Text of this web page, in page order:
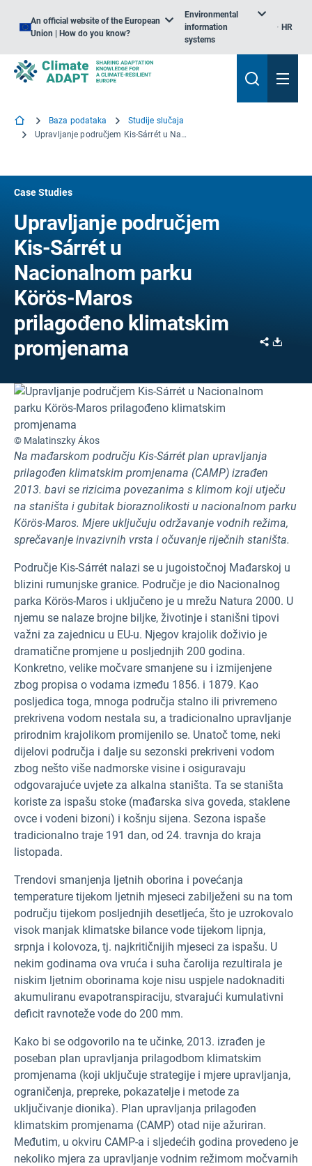
An official website of the European
Union | How do you know?
Environmental
information
systems
HR
Baza podataka
Studije slučaja
Upravljanje područjem Kis-Sárrét u Nacionalnom parku Körös-Maros prilagođeno klimatskim promjenama
Case Studies
Upravljanje područjem
Kis-Sárrét u
Nacionalnom parku
Körös-Maros
prilagođeno klimatskim
promjenama
Share
© Malatinszky Ákos
Na mađarskom području Kis-Sárrét plan upravljanja
prilagođen klimatskim promjenama (CAMP) izrađen
2013. bavi se rizicima povezanima s klimom koji utječu
na staništa i gubitak bioraznolikosti u nacionalnom parku
Körös-Maros. Mjere uključuju održavanje vodnih režima,
sprečavanje invazivnih vrsta i očuvanje riječnih staništa.
Područje Kis-Sárrét nalazi se u jugoistočnoj Mađarskoj u
blizini rumunjske granice. Područje je dio Nacionalnog
parka Körös-Maros i uključeno je u mrežu Natura 2000. U
njemu se nalaze brojne biljke, životinje i stanišni tipovi
važni za zajednicu u EU-u. Njegov krajolik doživio je
dramatične promjene u posljednjih 200 godina.
Konkretno, velike močvare smanjene su i izmijenjene
zbog propisa o vodama između 1856. i 1879. Kao
posljedica toga, mnoga područja stalno ili privremeno
prekrivena vodom nestala su, a tradicionalno upravljanje
prirodnim krajolikom promijenilo se. Unatoč tome, neki
dijelovi područja i dalje su sezonski prekriveni vodom
zbog nešto više nadmorske visine i osiguravaju
odgovarajuće uvjete za alkalna staništa. Ta se staništa
koriste za ispašu stoke (mađarska siva goveda, staklene
ovce i vodeni bizoni) i košnju sijena. Sezona ispaše
tradicionalno traje 191 dan, od 24. travnja do kraja
listopada.
Trendovi smanjenja ljetnih oborina i povećanja
temperature tijekom ljetnih mjeseci zabilježeni su na tom
području tijekom posljednjih desetljeća, što je uzrokovalo
visok manjak klimatske bilance vode tijekom lipnja,
srpnja i kolovoza, tj. najkritičnijih mjeseci za ispašu. U
nekim godinama ova vruća i suha čarolija rezultirala je
niskim ljetnim oborinama koje nisu uspjele nadoknaditi
akumuliranu evapotranspiraciju, stvarajući kumulativni
deficit ravnoteže vode do 200 mm.
Kako bi se odgovorilo na te učinke, 2013. izrađen je
poseban plan upravljanja prilagodbom klimatskim
promjenama (koji uključuje strategije i mjere upravljanja,
ograničenja, prepreke, pokazatelje i metode za
uključivanje dionika). Plan upravljanja prilagođen
klimatskim promjenama (CAMP) otad nije ažuriran.
Međutim, u okviru CAMP-a i sljedećih godina provedeno je
nekoliko mjera za upravljanje vodnim režimom močvarnih